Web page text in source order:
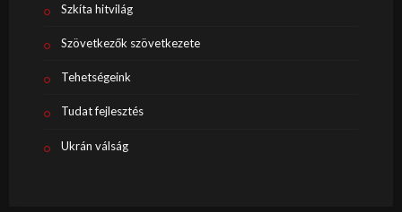
Szkíta hitvilág
Szövetkezők szövetkezete
Tehetségeink
Tudat fejlesztés
Ukrán válság